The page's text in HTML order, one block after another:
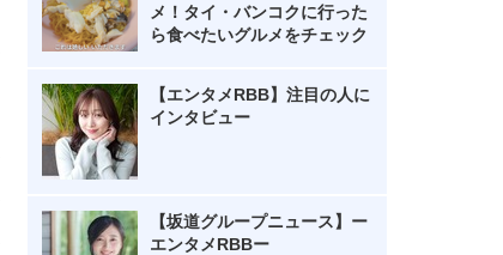
メ！タイ・バンコクに行った
ら食べたいグルメをチェック
【エンタメRBB】注目の人に
インタビュー
【坂道グループニュース】ー
エンタメRBBー